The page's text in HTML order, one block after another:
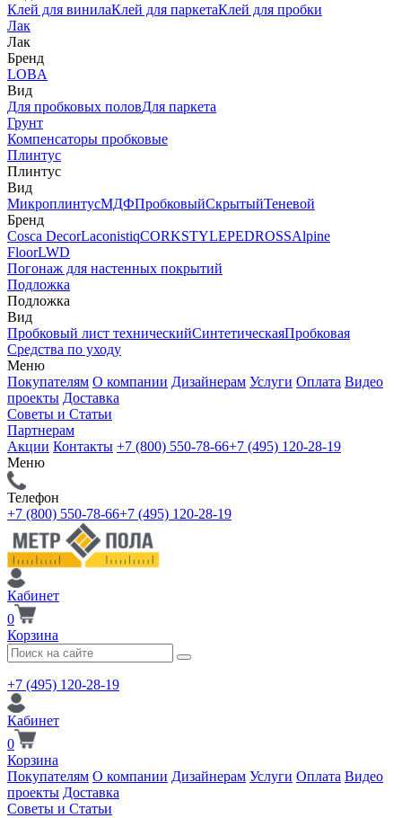
Клей для винилаКлей для паркетаКлей для пробки
Лак
Лак
Бренд
LOBA
Вид
Для пробковых половДля паркета
Грунт
Компенсаторы пробковые
Плинтус
Плинтус
Вид
МикроплинтусМДФПробковыйСкрытыйТеневой
Бренд
Cosca DecorLaconistiqCORKSTYLEPEDROSSAlpine
FloorLWD
Погонаж для настенных покрытий
Подложка
Подложка
Вид
Пробковый лист техническийСинтетическаяПробковая
Средства по уходу
Меню
Покупателям О компании Дизайнерам Услуги Оплата Видео
проекты Доставка
Советы и Статьи
Партнерам
Акции Контакты +7 (800) 550-78-66+7 (495) 120-28-19
Меню
Телефон
+7 (800) 550-78-66+7 (495) 120-28-19
Кабинет
0
Корзина
+7 (495) 120-28-19
Кабинет
0
Корзина
Покупателям О компании Дизайнерам Услуги Оплата Видео
проекты Доставка
Советы и Статьи